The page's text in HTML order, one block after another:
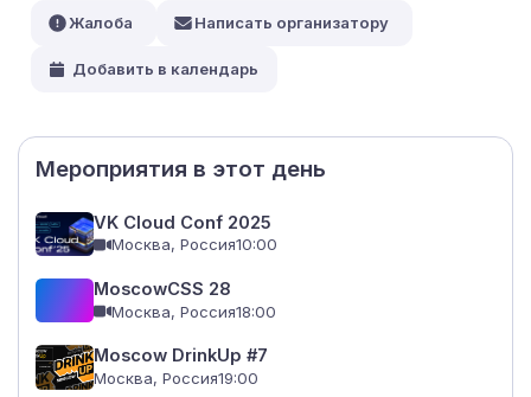
Мероприятия в этот день
VK Cloud Conf 2025
Москва, Россия10:00
MoscowCSS 28
Москва, Россия18:00
Moscow DrinkUp #7
Москва, Россия19:00
Жалоба Написать организатору
Добавить в календарь